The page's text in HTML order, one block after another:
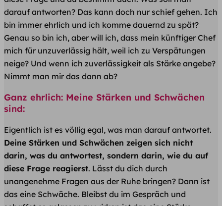
darauf antworten? Das kann doch nur schief gehen. Ich
bin immer ehrlich und ich komme dauernd zu spät?
Genau so bin ich, aber will ich, dass mein künftiger Chef
mich für unzuverlässig hält, weil ich zu Verspätungen
neige? Und wenn ich zuverlässigkeit als Stärke angebe?
Nimmt man mir das dann ab?
Ganz ehrlich: Meine Stärken und Schwächen
sind:
Eigentlich ist es völlig egal, was man darauf antwortet.
Deine Stärken und Schwächen zeigen sich nicht
darin, was du antwortest, sondern darin, wie du auf
diese Frage reagierst. Lässt du dich durch
unangenehme Fragen aus der Ruhe bringen? Dann ist
das eine Schwäche. Bleibst du im Gespräch und